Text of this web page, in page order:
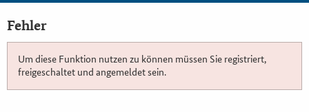
Fehler
Um diese Funktion nutzen zu können müssen Sie registriert,
freigeschaltet und angemeldet sein.